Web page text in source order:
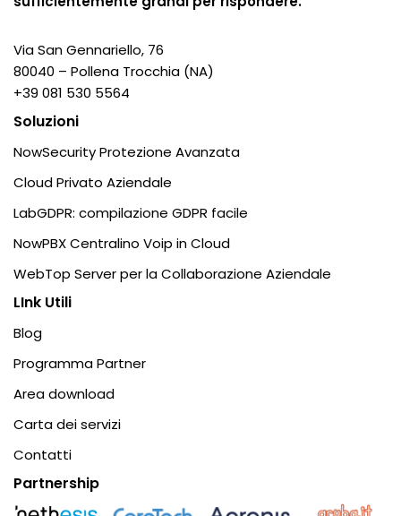
Via San Gennariello, 76
80040 – Pollena Trocchia (NA)
+39 081 530 5564
Soluzioni
NowSecurity Protezione Avanzata
Cloud Privato Aziendale
LabGDPR: compilazione GDPR facile
NowPBX Centralino Voip in Cloud
WebTop Server per la Collaborazione Aziendale
LInk Utili
Blog
Programma Partner
Area download
Carta dei servizi
Contatti
Partnership